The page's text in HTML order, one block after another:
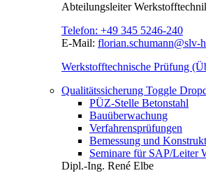
Abteilungsleiter
Telefon: +49 345 5246-240
E-Mail: florian.schumann@slv-
Werkstofftechnische Prüfung
Qualitätssicherung Toggle
PÜZ-Stelle Betonstahl
Bauüberwachung
Verfahrensprüfungen
Bemessung und
Seminare für SAP/Leiter
Dipl.-Ing. René Elbe